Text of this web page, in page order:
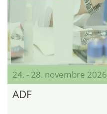
24. - 28. novembre 2026
ADF